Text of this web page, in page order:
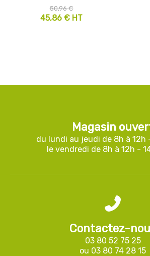
45,86 € HT
50,96 €
Magasin
du lundi au jeudi de 8h à 12h
le vendredi de 8h à 12h -
Contactez-
03 80 52 75 25
ou 03 80 74 28 15